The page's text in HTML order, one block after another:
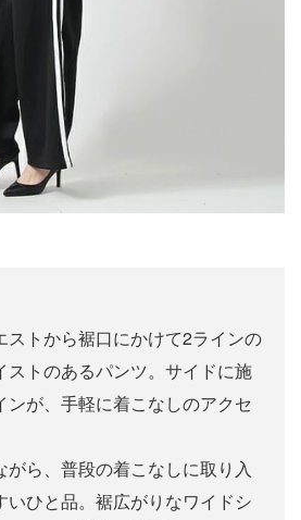
ストから裾口にかけて2ラインの
ストのあるパンツ。サイドに施
ンが、手軽に着こなしのアクセ
がら、普段の着こなしに取り入
いひと品。裾広がりなワイドシ